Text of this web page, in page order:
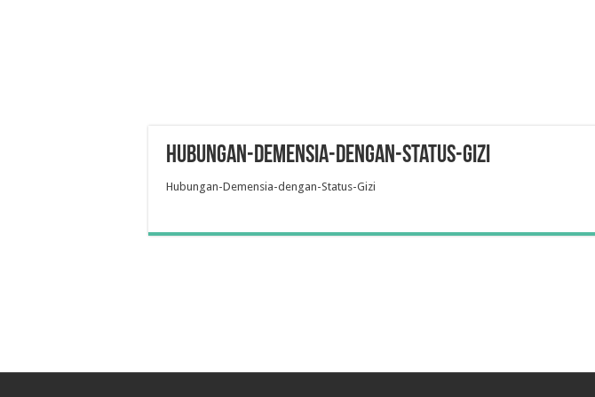
Hubungan-Demensia-dengan-Status-Gizi
Hubungan-Demensia-dengan-Status-Gizi